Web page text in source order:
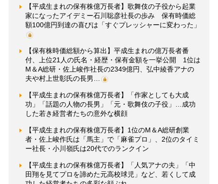
【平成生まれの保有株億万長者】歌舞伎の子役から起業
家になったアイデミー石川聡彦社長の歩み 保有時価総
額100億円到達の喜びは「すぐプレッシャーに変わった」
【保有株時価総額から算出】平成生まれの億万長者番
付、上位21人の氏名・経歴・保有金額を一挙公開 1位は
M＆A総研・佐上峻作社長の2349億円、弘中綾香アナの
夫や村上世彰氏の長男…
【平成生まれの保有株億万長者】「作家としても大成
功」「話題の人物の長男」「元・歌舞伎の子役」…成功
した若き経営者たちの意外な横顔
【平成生まれの保有株億万長者】1位のM＆A総研創業
者・佐上峻作氏は「馬主」で「麻雀プロ」、2位のタイミ
ー社長・小川嶺氏は20代でのランクイン
【平成生まれの保有株億万長者】「人気アナの夫」「中
田翔を見てプロを諦めた元高校球児」など、若くして成